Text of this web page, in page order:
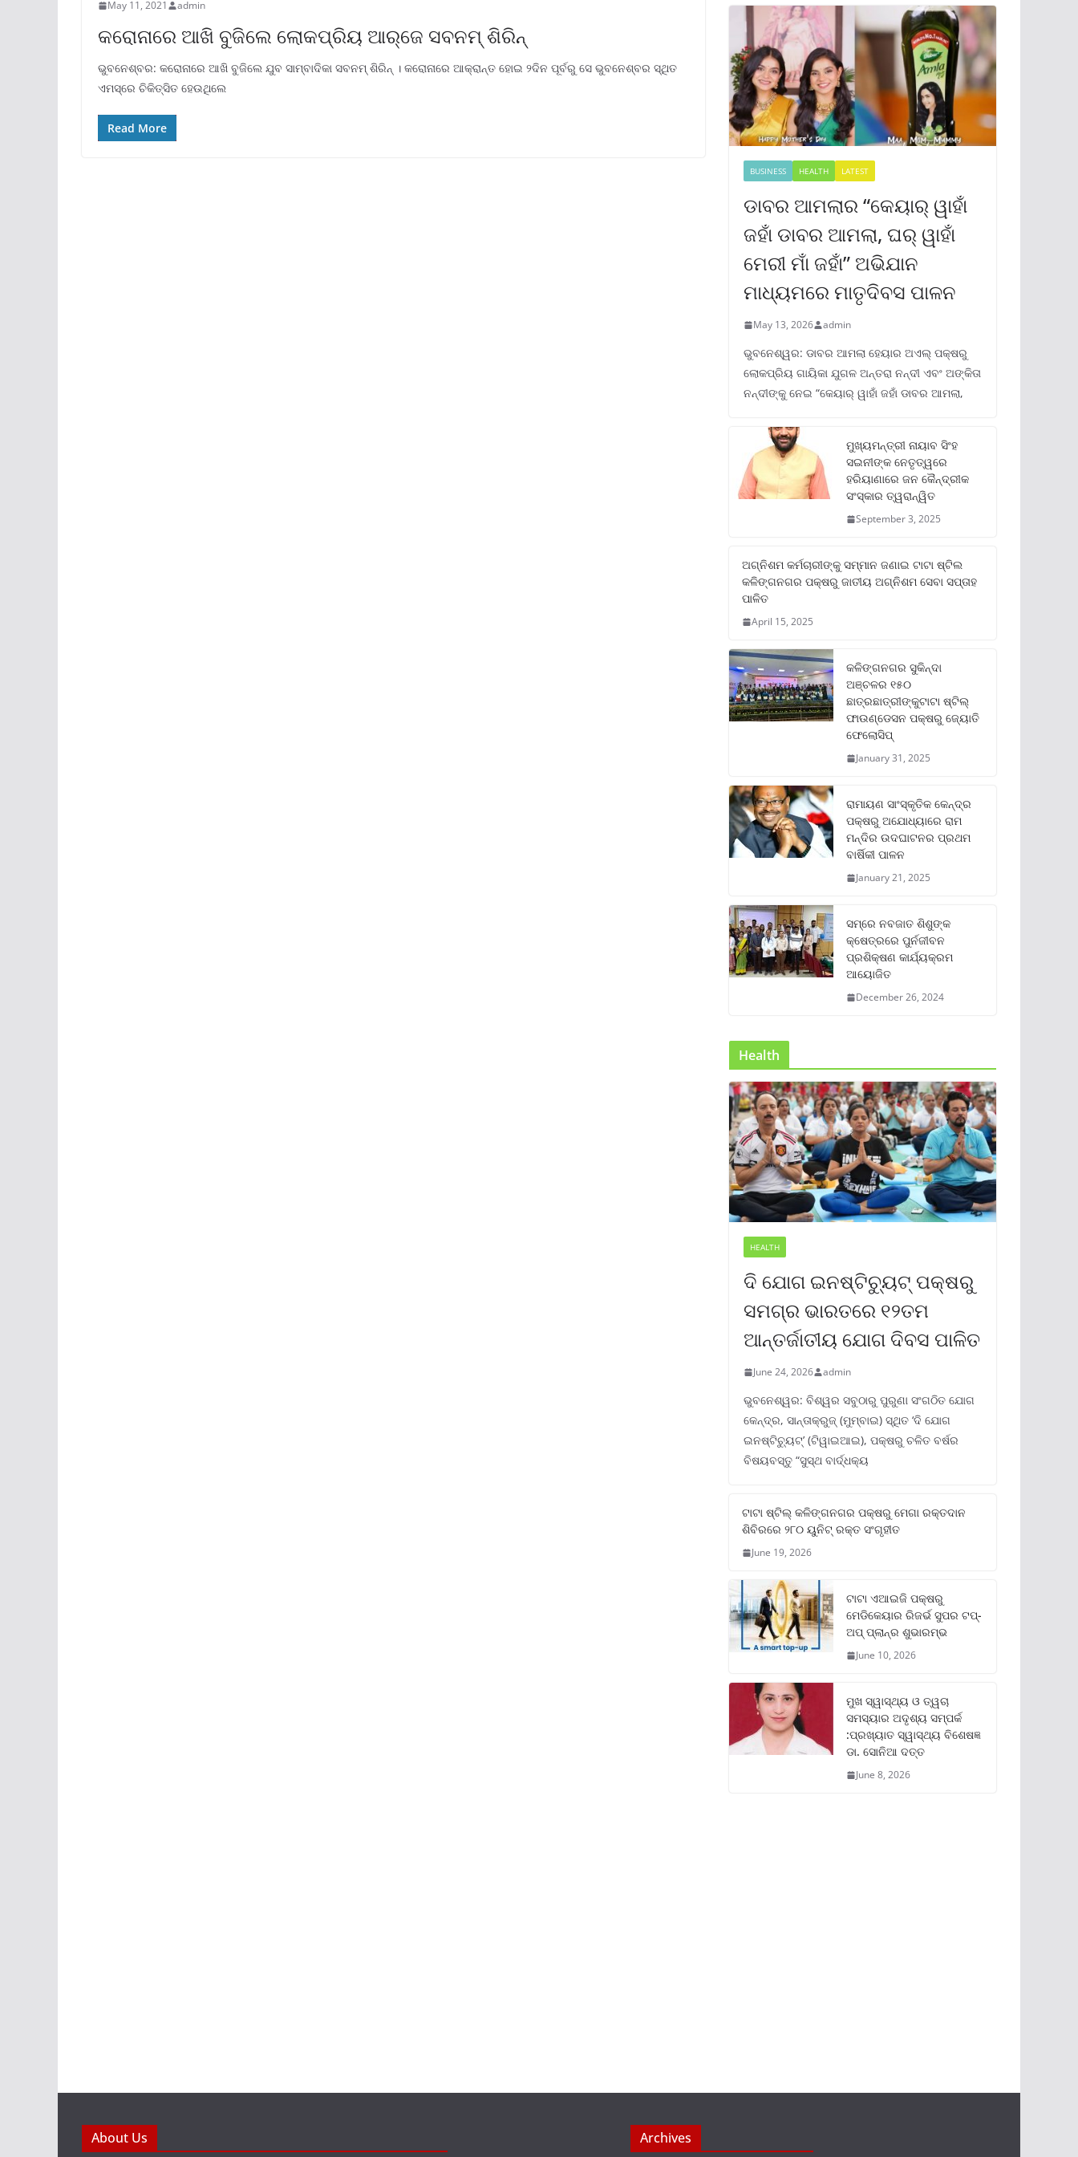
May 11, 2021 admin
କରୋନାରେ ଆଖି ବୁଜିଲେ ଲୋକପ୍ରିୟ ଆର୍‌ଜେ ସବନମ୍‌ ଶିରିନ୍‌
ଭୁବନେଶ୍ବର: କରୋନାରେ ଆଖି ବୁଜିଲେ ଯୁବ ସାମ୍ବାଦିକା ସବନମ୍‌ ଶିରିନ୍‌ । କରୋନାରେ ଆକ୍ରାନ୍ତ ହୋଇ ୨ଦିନ ପୂର୍ବରୁ ସେ ଭୁବନେଶ୍ବର ସ୍ଥିତ
ଏମସ୍‌ରେ ଚିକିତ୍ସିତ ହେଉଥିଲେ
Read More
BUSINESS HEALTH LATEST
ଡାବର ଆମଲାର “କେୟାର୍ ୱାହାଁ
ଜହାଁ ଡାବର ଆମଲା, ଘର୍ ୱାହାଁ
ମେରୀ ମାଁ ଜହାଁ” ଅଭିଯାନ
ମାଧ୍ୟମରେ ମାତୃଦିବସ ପାଳନ
May 13, 2026 admin
ଭୁବନେଶ୍ୱର: ଡାବର ଆମଲା ହେୟାର ଅଏଲ୍ ପକ୍ଷରୁ
ଲୋକପ୍ରିୟ ଗାୟିକା ଯୁଗଳ ଅନ୍ତରା ନନ୍ଦୀ ଏବଂ ଅଙ୍କିତା
ନନ୍ଦୀଙ୍କୁ ନେଇ “କେୟାର୍ ୱାହାଁ ଜହାଁ ଡାବର ଆମଲା,
ମୁଖ୍ୟମନ୍ତ୍ରୀ ନାୟାବ ସିଂହ
ସଇନୀଙ୍କ ନେତୃତ୍ୱରେ
ହରିୟାଣାରେ ଜନ କୈନ୍ଦ୍ରୀକ
ସଂସ୍କାର ତ୍ୱରାନ୍ୱିତ
September 3, 2025
ଅଗ୍ନିଶମ କର୍ମଚାରୀଙ୍କୁ ସମ୍ମାନ ଜଣାଇ ଟାଟା ଷ୍ଟିଲ
କଳିଙ୍ଗନଗର ପକ୍ଷରୁ ଜାତୀୟ ଅଗ୍ନିଶମ ସେବା ସପ୍ତାହ
ପାଳିତ
April 15, 2025
କଳିଙ୍ଗନଗର ସୁକିନ୍ଦା
ଅଞ୍ଚଳର ୧୫୦
ଛାତ୍ରଛାତ୍ରୀଙ୍କୁଟାଟା ଷ୍ଟିଲ୍
ଫାଉଣ୍ଡେସନ ପକ୍ଷରୁ ଜ୍ୟୋତି
ଫେଲୋସିପ୍‌
January 31, 2025
ରାମାୟଣ ସାଂସ୍କୃତିକ କେନ୍ଦ୍ର
ପକ୍ଷରୁ ଅଯୋଧ୍ୟାରେ ରାମ
ମନ୍ଦିର ଉଦଘାଟନର ପ୍ରଥମ
ବାର୍ଷିକୀ ପାଳନ
January 21, 2025
ସମ୍‌ରେ ନବଜାତ ଶିଶୁଙ୍କ
କ୍ଷେତ୍ରରେ ପୁର୍ନଜୀବନ
ପ୍ରଶିକ୍ଷଣ କାର୍ଯ୍ୟକ୍ରମ
ଆୟୋଜିତ
December 26, 2024
Health
HEALTH
ଦି ଯୋଗ ଇନଷ୍ଟିଚ୍ୟୁଟ୍ ପକ୍ଷରୁ
ସମଗ୍ର ଭାରତରେ ୧୨ତମ
ଆନ୍ତର୍ଜାତୀୟ ଯୋଗ ଦିବସ ପାଳିତ
June 24, 2026 admin
ଭୁବନେଶ୍ୱର: ବିଶ୍ୱର ସବୁଠାରୁ ପୁରୁଣା ସଂଗଠିତ ଯୋଗ
କେନ୍ଦ୍ର, ସାନ୍ତାକ୍ରୁଜ୍ (ମୁମ୍ବାଇ) ସ୍ଥିତ ‘ଦି ଯୋଗ
ଇନଷ୍ଟିଚ୍ୟୁଟ୍‌’ (ଟିୱାଇଆଇ), ପକ୍ଷରୁ ଚଳିତ ବର୍ଷର
ବିଷୟବସ୍ତୁ “ସୁସ୍ଥ ବାର୍ଦ୍ଧକ୍ୟ
ଟାଟା ଷ୍ଟିଲ୍‌ କଳିଙ୍ଗନଗର ପକ୍ଷରୁ ମେଗା ରକ୍ତଦାନ
ଶିବିରରେ ୨୮୦ ୟୁନିଟ୍‌ ରକ୍ତ ସଂଗୃହୀତ
June 19, 2026
ଟାଟା ଏଆଇଜି ପକ୍ଷରୁ
ମେଡିକେୟାର ରିଜର୍ଭ ସୁପର ଟପ୍‌-
ଅପ୍ ପ୍ଲାନ୍‌ର ଶୁଭାରମ୍ଭ
June 10, 2026
ମୁଖ ସ୍ୱାସ୍ଥ୍ୟ ଓ ତ୍ୱଚା
ସମସ୍ୟାର ଅଦୃଶ୍ୟ ସମ୍ପର୍କ
:ପ୍ରଖ୍ୟାତ ସ୍ୱାସ୍ଥ୍ୟ ବିଶେଷଜ୍ଞ
ଡା. ସୋନିଆ ଦତ୍ତ
June 8, 2026
About Us Archives